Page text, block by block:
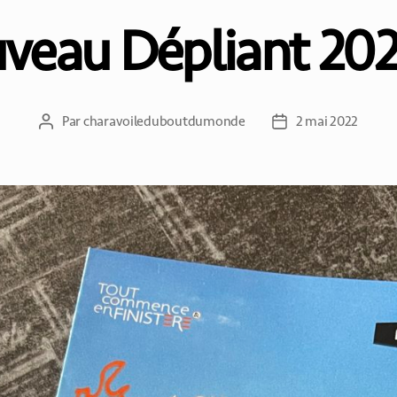
Dépliant
Parcharavoileduboutdumonde 2 mai 2022